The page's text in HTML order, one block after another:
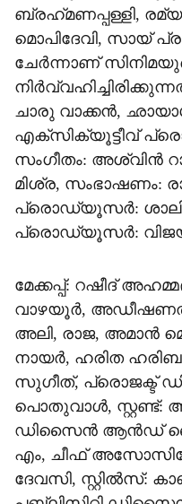
ബ്രഹ്‌മണപ്പള്ളി,
മൊപിദേവി, സായ്
ചേര്‍ന്നാണ്
ചാരു വാക്കന്‍,
എക്‌സിക്യൂട്ടീവ്
സംഗീതം: അശ്വിന്‍
മിശ്ര, സംഭാഷണം:
പ്രൊഡ്യൂസര്‍:
പ്രൊഡ്യൂസര്‍: വിജയ്
മേക്കപ്പ്: റഷീദ്
വാഴയൂര്‍,
അലി, രാജ, അമാന്‍
നായര്‍, ഹരിത
സുഗീത്, പ്രൊജക്ട്
പൊതുവാള്‍,
ഡിസൈന്‍ ആന്‍ഡ്
എം, ചീഫ്
ദേവസി, സ്റ്റില്‍സ്: